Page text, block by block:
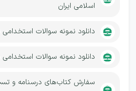
اسلامی ایران
دانلود نمونه سوالات استخدامی
دانلود نمونه سوالات
سفارش کتاب‌های درسنامه و